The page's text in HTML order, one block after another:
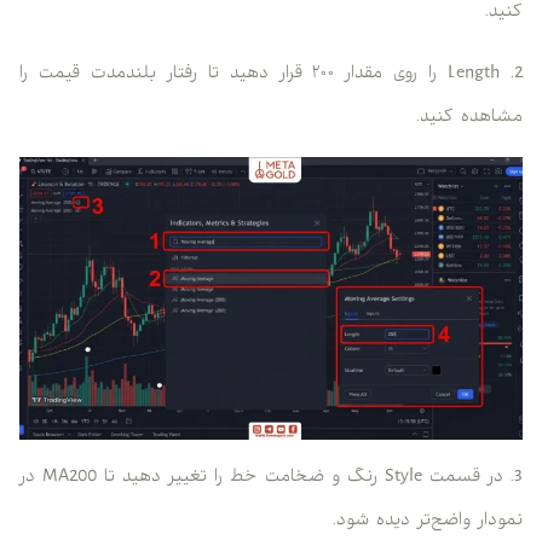
کنید.
2. Length را روی مقدار ۲۰۰ قرار دهید تا رفتار بلندمدت قیمت را
مشاهده کنید.
3. در قسمت Style رنگ و ضخامت خط را تغییر دهید تا MA200 در
نمودار واضح‌تر دیده شود.